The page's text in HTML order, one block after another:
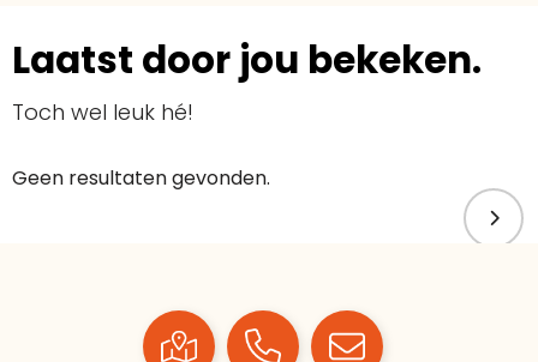
Laatst door jou bekeken.
Toch wel leuk hé!
Geen resultaten gevonden.